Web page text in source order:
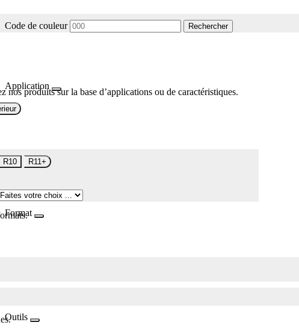
Code de couleur Rechercher
Application
nos produits sur la base d’applications ou de caractéristiques.
R10 R11+
Format
Outils